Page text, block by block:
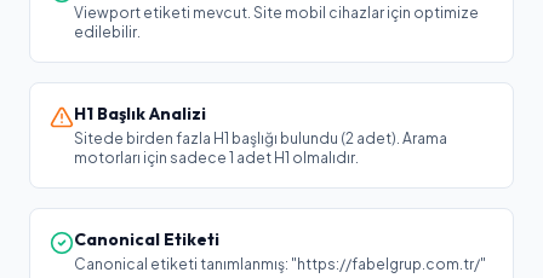
Viewport etiketi mevcut. Site mobil cihazlar için optimize
edilebilir.
H1 Başlık Analizi
Sitede birden fazla H1 başlığı bulundu (2 adet). Arama
motorları için sadece 1 adet H1 olmalıdır.
Canonical Etiketi
Canonical etiketi tanımlanmış: "https://fabelgrup.com.tr/"